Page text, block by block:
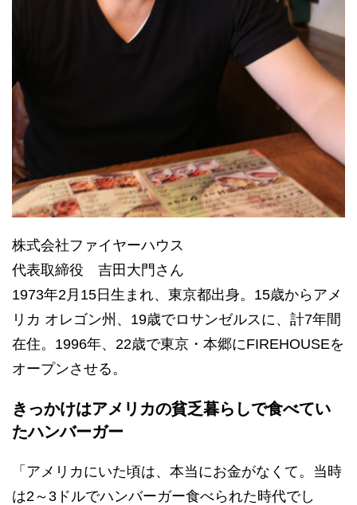
株式会社ファイヤーハウス
代表取締役 吉田大門さん
1973年2月15日生まれ、東京都出身。15歳からアメ
リカ オレゴン州、19歳でロサンゼルスに、計7年間
在住。1996年、22歳で東京・本郷にFIREHOUSEを
オープンさせる。
きっかけはアメリカの貧乏暮らしで食べてい
たハンバーガー
「アメリカにいた頃は、本当にお金がなくて。当時
は2～3ドルでハンバーガー食べられた時代でし